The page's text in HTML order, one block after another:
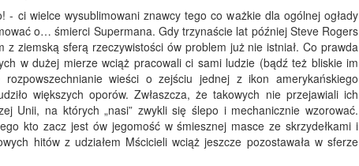
- ci wielce wysublimowani znawcy tego co ważkie dla ogólnej ogłady
o… śmierci Supermana. Gdy trzynaście lat później Steve Rogers
z ziemską sferą rzeczywistości ów problem już nie istniał. Co prawda
w dużej mierze wciąż pracowali ci sami ludzie (bądź też bliskie im
wieści o zejściu jednej z ikon amerykańskiego
większych oporów. Zwłaszcza, że takowych nie przejawiali ich
Unii, na których „nasi” zwykli się ślepo i mechanicznie wzorować.
kto zacz jest ów jegomość w śmiesznej masce ze skrzydełkami i
hitów z udziałem Mścicieli wciąż jeszcze pozostawała w sferze